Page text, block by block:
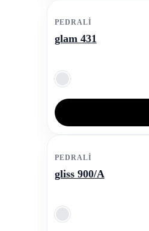
PEDRALI
glam 431
PEDRALI
gliss 900/A